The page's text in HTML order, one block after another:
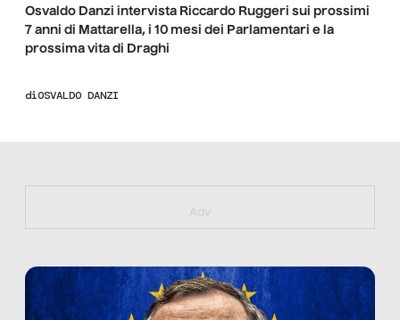
Osvaldo Danzi intervista Riccardo Ruggeri sui prossimi
7 anni di Mattarella, i 10 mesi dei Parlamentari e la
prossima vita di Draghi
diOSVALDO DANZI
https://bit.ly/muster_aggiornamento
Adv